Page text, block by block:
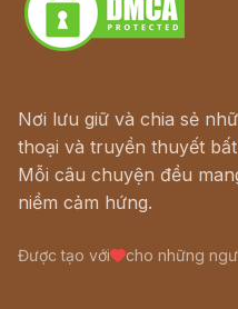
Nơi lưu giữ và chia sẻ
thoại và truyền thuyết
Mỗi câu chuyện đều
niềm cảm hứng.
Được tạo với cho những